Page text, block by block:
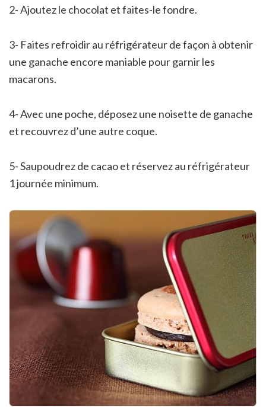
2- Ajoutez le chocolat et faites-le fondre.
3- Faites refroidir au réfrigérateur de façon à obtenir
une ganache encore maniable pour garnir les
macarons.
4- Avec une poche, déposez une noisette de ganache
et recouvrez d’une autre coque.
5- Saupoudrez de cacao et réservez au réfrigérateur
1 journée minimum.